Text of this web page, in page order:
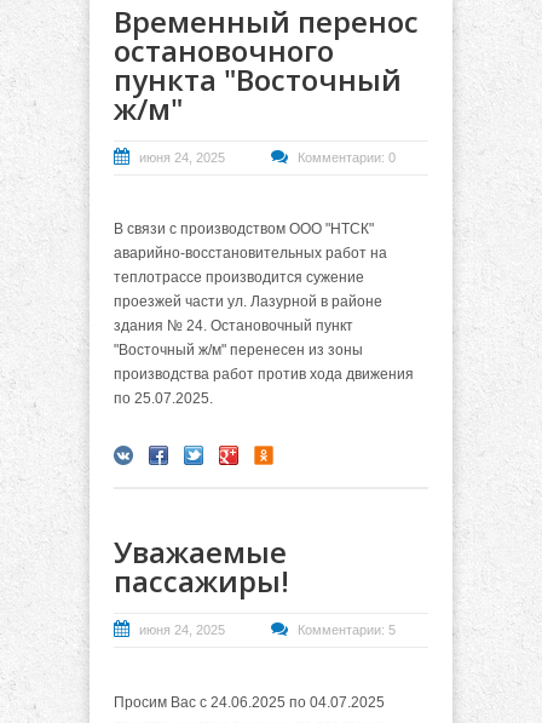
Временный перенос
остановочного
пункта "Восточный
ж/м"
июня 24, 2025 Комментарии: 0
В связи с производством ООО "НТСК"
аварийно-восстановительных работ на
теплотрассе производится сужение
проезжей части ул. Лазурной в районе
здания № 24. Остановочный пункт
"Восточный ж/м" перенесен из зоны
производства работ против хода движения
по 25.07.2025.
Уважаемые
пассажиры!
июня 24, 2025 Комментарии: 5
Просим Вас с 24.06.2025 по 04.07.2025